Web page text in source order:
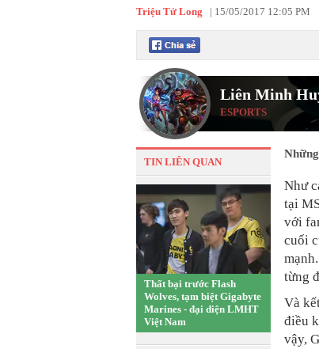
Triệu Tử Long | 15/05/2017 12:05 PM
Liên Minh
ESPORTS
TIN LIÊN QUAN
Thất bại trước Flash
Wolves, tạm biệt Gigabyte
Marines - đại diện LMHT
Việt Nam
Như
tại
với
cuối
từng
Và
điều
vậy,